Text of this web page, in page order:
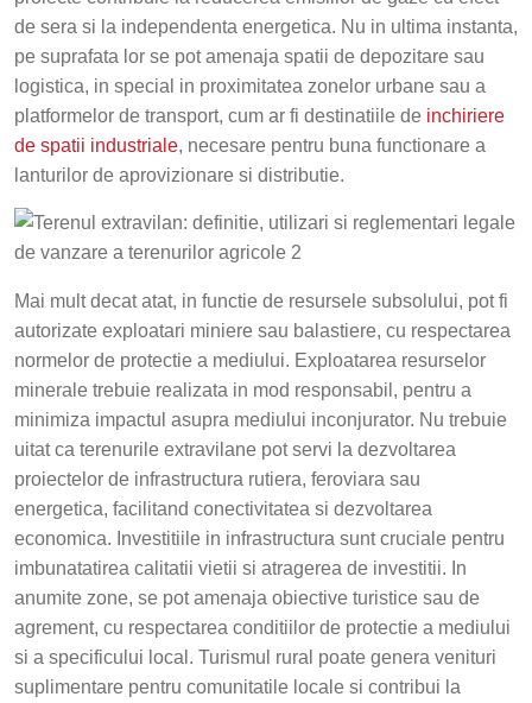
de sera si la independenta energetica. Nu in ultima instanta,
pe suprafata lor se pot amenaja spatii de depozitare sau
logistica, in special in proximitatea zonelor urbane sau a
platformelor de transport, cum ar fi destinatiile de inchiriere
de spatii industriale, necesare pentru buna functionare a
lanturilor de aprovizionare si distributie.
Mai mult decat atat, in functie de resursele subsolului, pot fi
autorizate exploatari miniere sau balastiere, cu respectarea
normelor de protectie a mediului. Exploatarea resurselor
minerale trebuie realizata in mod responsabil, pentru a
minimiza impactul asupra mediului inconjurator. Nu trebuie
uitat ca terenurile extravilane pot servi la dezvoltarea
proiectelor de infrastructura rutiera, feroviara sau
energetica, facilitand conectivitatea si dezvoltarea
economica. Investitiile in infrastructura sunt cruciale pentru
imbunatatirea calitatii vietii si atragerea de investitii. In
anumite zone, se pot amenaja obiective turistice sau de
agrement, cu respectarea conditiilor de protectie a mediului
si a specificului local. Turismul rural poate genera venituri
suplimentare pentru comunitatile locale si contribui la